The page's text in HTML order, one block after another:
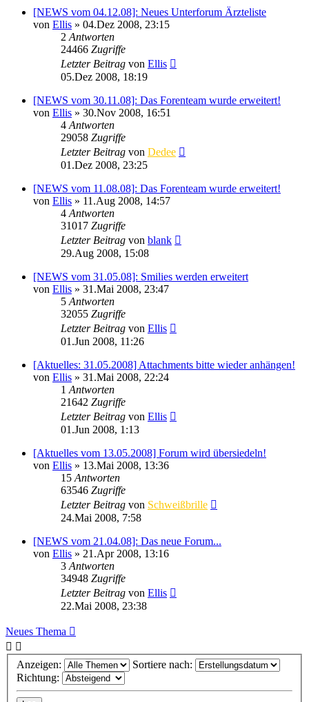
[NEWS vom 04.12.08]: Neues Unterforum Ärzteliste
von Ellis » 04.Dez 2008, 23:15
2 Antworten
24466 Zugriffe
Letzter Beitrag von Ellis
05.Dez 2008, 18:19
[NEWS vom 30.11.08]: Das Forenteam wurde erweitert!
von Ellis » 30.Nov 2008, 16:51
4 Antworten
29058 Zugriffe
Letzter Beitrag von Dedee
01.Dez 2008, 23:25
[NEWS vom 11.08.08]: Das Forenteam wurde erweitert!
von Ellis » 11.Aug 2008, 14:57
4 Antworten
31017 Zugriffe
Letzter Beitrag von blank
29.Aug 2008, 15:08
[NEWS vom 31.05.08]: Smilies werden erweitert
von Ellis » 31.Mai 2008, 23:47
5 Antworten
32055 Zugriffe
Letzter Beitrag von Ellis
01.Jun 2008, 11:26
[Aktuelles: 31.05.2008] Attachments bitte wieder anhängen!
von Ellis » 31.Mai 2008, 22:24
1 Antworten
21642 Zugriffe
Letzter Beitrag von Ellis
01.Jun 2008, 1:13
[Aktuelles vom 13.05.2008] Forum wird übersiedeln!
von Ellis » 13.Mai 2008, 13:36
15 Antworten
63546 Zugriffe
Letzter Beitrag von Schweißbrille
24.Mai 2008, 7:58
[NEWS vom 21.04.08]: Das neue Forum...
von Ellis » 21.Apr 2008, 13:16
3 Antworten
34948 Zugriffe
Letzter Beitrag von Ellis
22.Mai 2008, 23:38
Neues Thema
Anzeigen:
Sortiere nach:
Richtung: